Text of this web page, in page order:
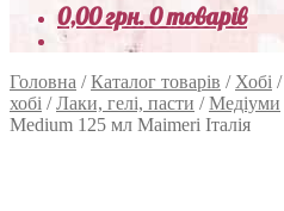
0,00грн.0 товарів
Головна /Каталог товарів / Хобі /
хобі /Лаки, гелі, пасти /Медіуми
Medium 125 мл Maimeri Італія